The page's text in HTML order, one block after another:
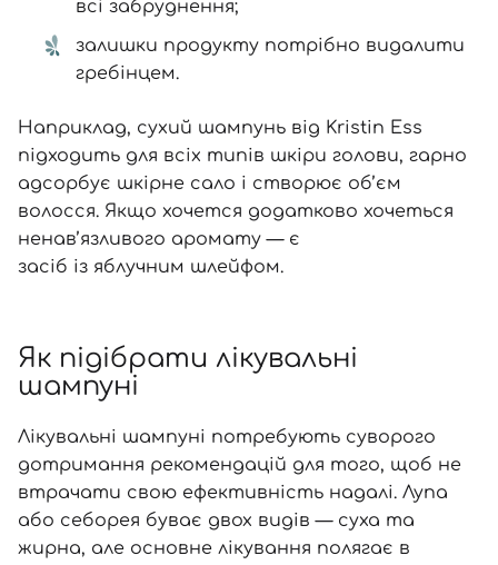
всі забруднення;
залишки продукту потрібно видалити
гребінцем.
Наприклад, сухий шампунь від Kristin Ess
підходить для всіх типів шкіри голови, гарно
адсорбує шкірне сало і створює об’єм
волосся. Якщо хочется додатково хочеться
ненав’язливого аромату—є
засіб із яблучним шлейфом.
Як підібрати лікувальні
шампуні
Лікувальні шампуні потребують суворого
дотримання рекомендацій для того, щоб не
втрачати свою ефективність надалі. Лупа
або себорея буває двох видів—суха та
жирна, але основне лікування полягає в